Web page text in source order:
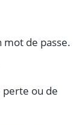
mot de passe.
perte ou de